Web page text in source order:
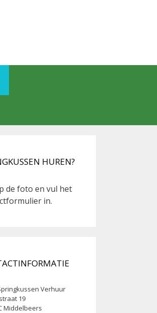
HUREN?
de foto en vul het
in.
Verhuur
19
Middelbeers